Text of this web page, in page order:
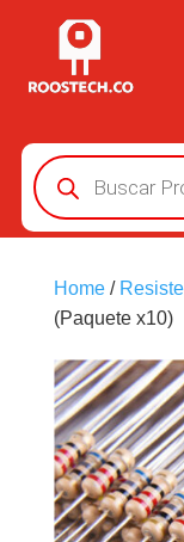
Búsqueda
de
productos
Home/
(Paquete x10)